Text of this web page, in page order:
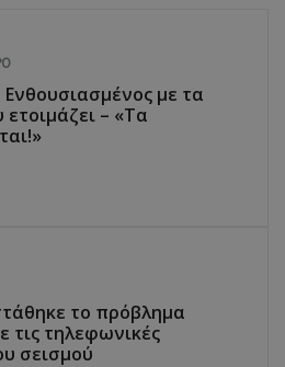
με τα
– «Τα
το πρόβλημα
τις τηλεφωνικές
σεισμού